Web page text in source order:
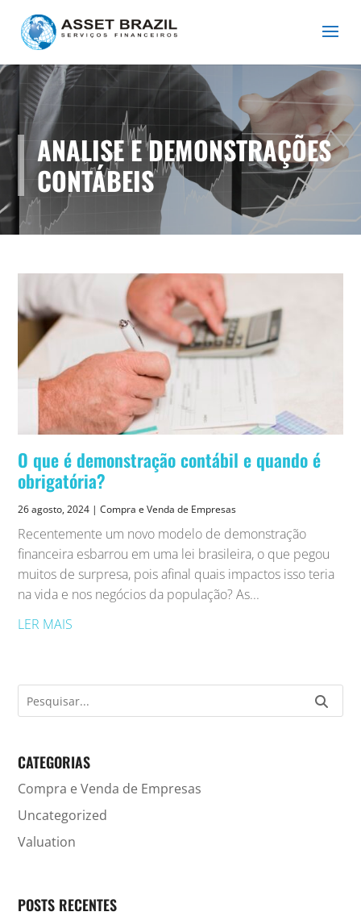
ANALISE E DEMONSTRAÇÕES
CONTÁBEIS
O que é demonstração contábil e quando é
obrigatória?
26 agosto, 2024 |Compra e Venda de Empresas
Recentemente um novo modelo de demonstração
financeira esbarrou em uma lei brasileira, o que pegou
muitos de surpresa, pois afinal quais impactos isso teria
na vida e nos negócios da população? As...
LER MAIS
CATEGORIAS
Compra e Venda de Empresas
Uncategorized
Valuation
POSTS RECENTES